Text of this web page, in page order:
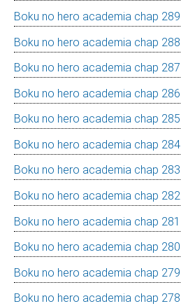
Boku no hero academia chap 289
Boku no hero academia chap 288
Boku no hero academia chap 287
Boku no hero academia chap 286
Boku no hero academia chap 285
Boku no hero academia chap 284
Boku no hero academia chap 283
Boku no hero academia chap 282
Boku no hero academia chap 281
Boku no hero academia chap 280
Boku no hero academia chap 279
Boku no hero academia chap 278